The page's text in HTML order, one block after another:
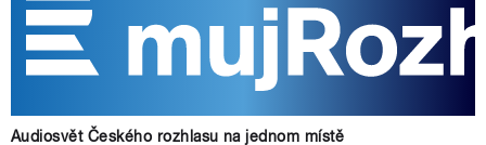
Audiosvět Českého rozhlasu na jednom místě